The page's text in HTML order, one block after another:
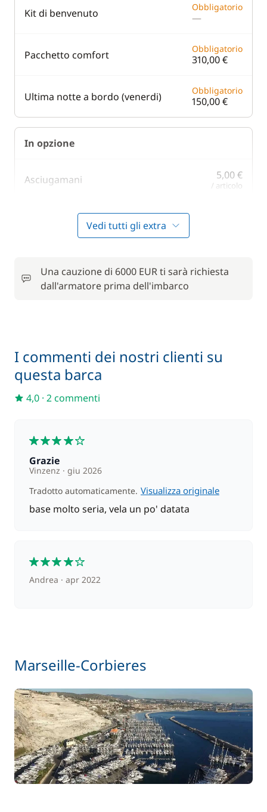
Kit di benvenuto Obbligatorio
—
Pacchetto comfort Obbligatorio
310,00 €
Ultima notte a bordo (venerdi) Obbligatorio
150,00 €
In opzione
Asciugamani 5,00 €
/ articolo
Hostess (pasti non inclusi)
/ cabina
/ settimana
Rete di protezione
Vedi tutti gli extra
Una cauzione di 6000 EUR ti sarà richiesta
dall'armatore prima dell'imbarco
I commenti dei nostri clienti su
questa barca
4,0 · 2 commenti
Grazie
Vinzenz
giu 2026
Tradotto automaticamente. Visualizza originale
base molto seria, vela un po' datata
Andrea apr 2022
Marseille-Corbieres